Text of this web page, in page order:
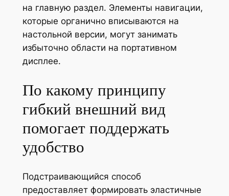
на главную раздел. Элементы навигации,
которые органично вписываются на
настольной версии, могут занимать
избыточно области на портативном
дисплее.
По какому принципу
гибкий внешний вид
помогает поддержать
удобство
Подстраивающийся способ
предоставляет формировать эластичные